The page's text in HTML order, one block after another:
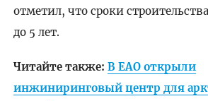
отметил, что сроки
до 5 лет.
Читайте также: В ЕАО открыли
инжиниринговый центр для